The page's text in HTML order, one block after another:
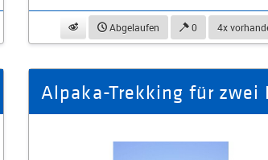
beobachtenAbgelaufen 0 4x